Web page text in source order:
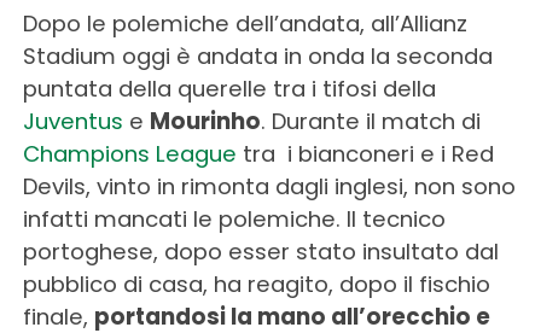
Dopo le polemiche dell’andata, all’Allianz
Stadium oggi è andata in onda la seconda
puntata della querelle tra i tifosi della
Juventus e Mourinho. Durante il match di
Champions League tra i bianconeri e i Red
Devils, vinto in rimonta dagli inglesi, non sono
infatti mancati le polemiche. Il tecnico
portoghese, dopo esser stato insultato dal
pubblico di casa, ha reagito, dopo il fischio
finale, portandosi la mano all’orecchio e